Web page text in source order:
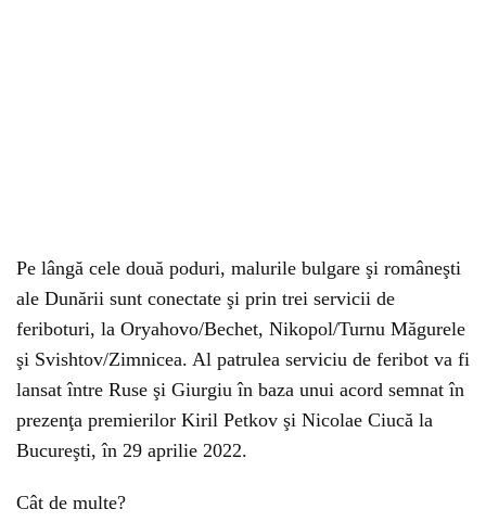
Pe lângă cele două poduri, malurile bulgare şi româneşti
ale Dunării sunt conectate şi prin trei servicii de
feriboturi, la Oryahovo/Bechet, Nikopol/Turnu Măgurele
şi Svishtov/Zimnicea. Al patrulea serviciu de feribot va fi
lansat între Ruse şi Giurgiu în baza unui acord semnat în
prezenţa premierilor Kiril Petkov şi Nicolae Ciucă la
Bucureşti, în 29 aprilie 2022.
Cât de multe?